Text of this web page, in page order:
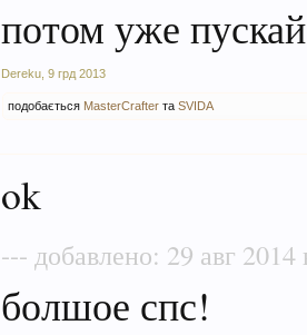
потом уже
Dereku ,9 грд 2013
подобається MasterCrafter таSVIDA
ok
--- добавлено: 29 авг
болшое спс!